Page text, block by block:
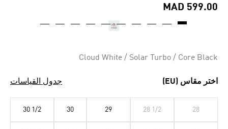
MAD 599.00
Cloud White / Solar Turbo / Core Black
اختر مقاس (EU) جدول القياسات
28
28 1/2
29
30
30 1/2